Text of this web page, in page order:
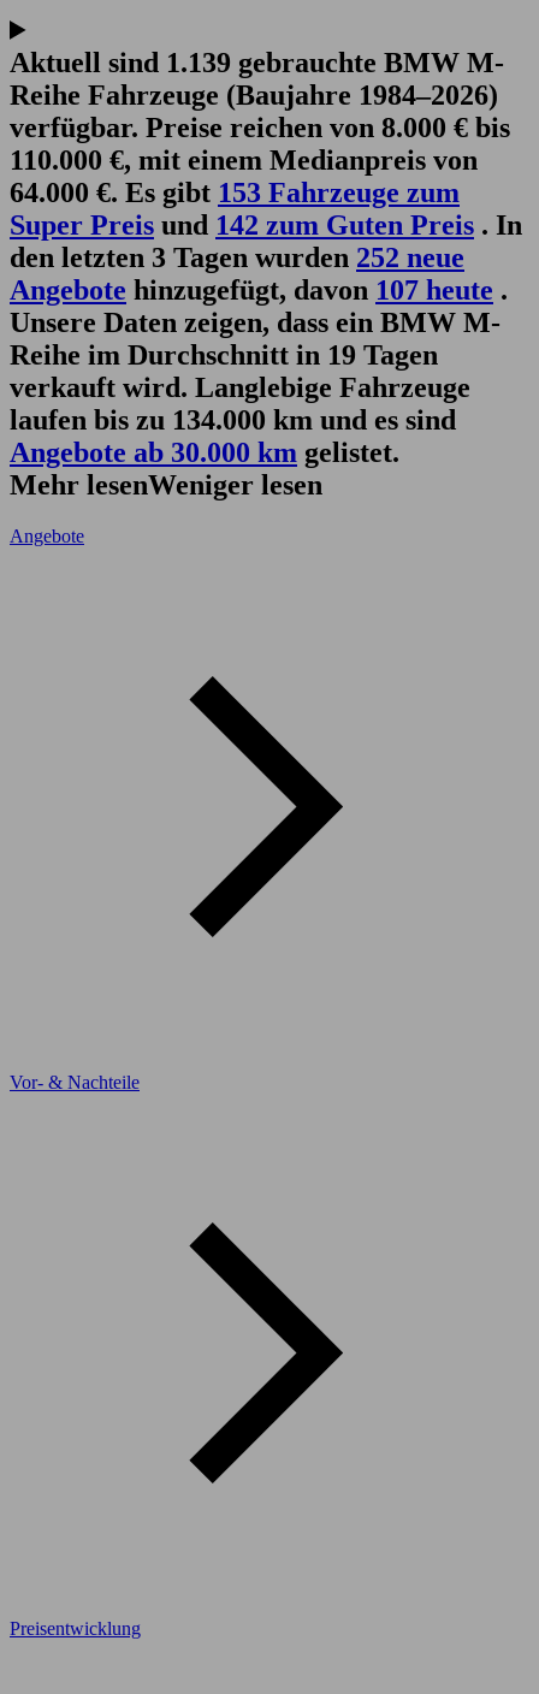
Aktuell sind 1.139 gebrauchte BMW M-
Reihe Fahrzeuge (Baujahre 1984–2026)
verfügbar. Preise reichen von 8.000 € bis
110.000 €, mit einem Medianpreis von
64.000 €. Es gibt 153 Fahrzeuge zum
Super Preis und 142 zum Guten Preis . In
den letzten 3 Tagen wurden 252 neue
Angebote hinzugefügt, davon 107 heute .
Unsere Daten zeigen, dass ein BMW M-
Reihe im Durchschnitt in 19 Tagen
verkauft wird. Langlebige Fahrzeuge
laufen bis zu 134.000 km und es sind
Angebote ab 30.000 km gelistet.
Mehr lesenWeniger lesen
Angebote
Vor- & Nachteile
Preisentwicklung